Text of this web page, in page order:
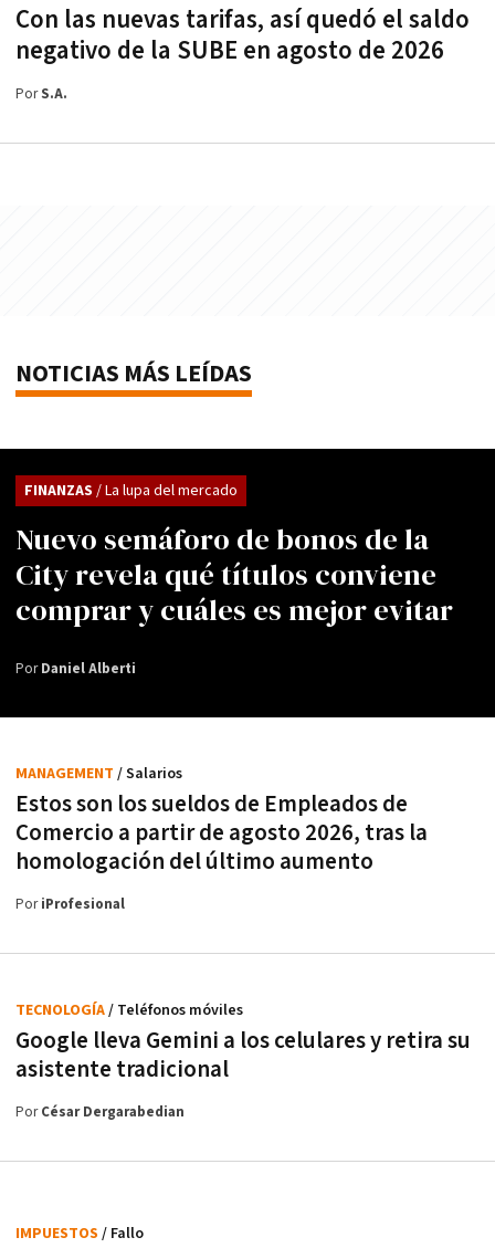
Con las nuevas tarifas, así quedó el saldo
negativo de la SUBE en agosto de 2026
PorS.A.
NOTICIAS MÁS LEÍDAS
Nuevo semáforo de bonos de la
City revela qué títulos conviene
comprar y cuáles es mejor evitar
FINANZAS / La lupa del mercado
PorDaniel Alberti
Estos son los sueldos de Empleados de
Comercio a partir de agosto 2026, tras la
homologación del último aumento
MANAGEMENT / Salarios
PoriProfesional
Google lleva Gemini a los celulares y retira su
asistente tradicional
TECNOLOGÍA/ Teléfonos móviles
PorCésar Dergarabedian
IMPUESTOS / Fallo